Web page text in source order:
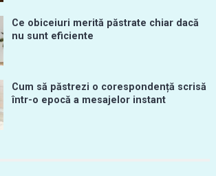
Ce obiceiuri merită păstrate chiar dacă
nu sunt eficiente
Cum să păstrezi o corespondență scrisă
într-o epocă a mesajelor instant